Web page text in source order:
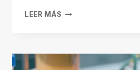
LEER MÁS CÉLULAS
UMBILICAL:
HISTORIAS